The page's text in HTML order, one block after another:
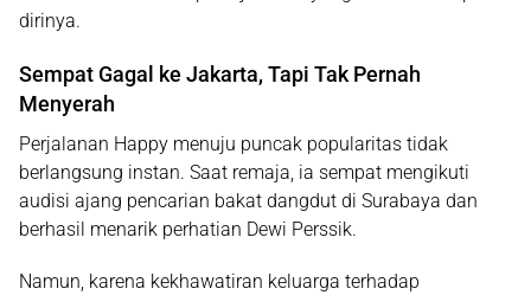
dirinya.
Sempat Gagal ke Jakarta, Tapi Tak Pernah
Menyerah
Perjalanan Happy menuju puncak popularitas tidak
berlangsung instan. Saat remaja, ia sempat mengikuti
audisi ajang pencarian bakat dangdut di Surabaya dan
berhasil menarik perhatian Dewi Perssik.
Namun, karena kekhawatiran keluarga terhadap